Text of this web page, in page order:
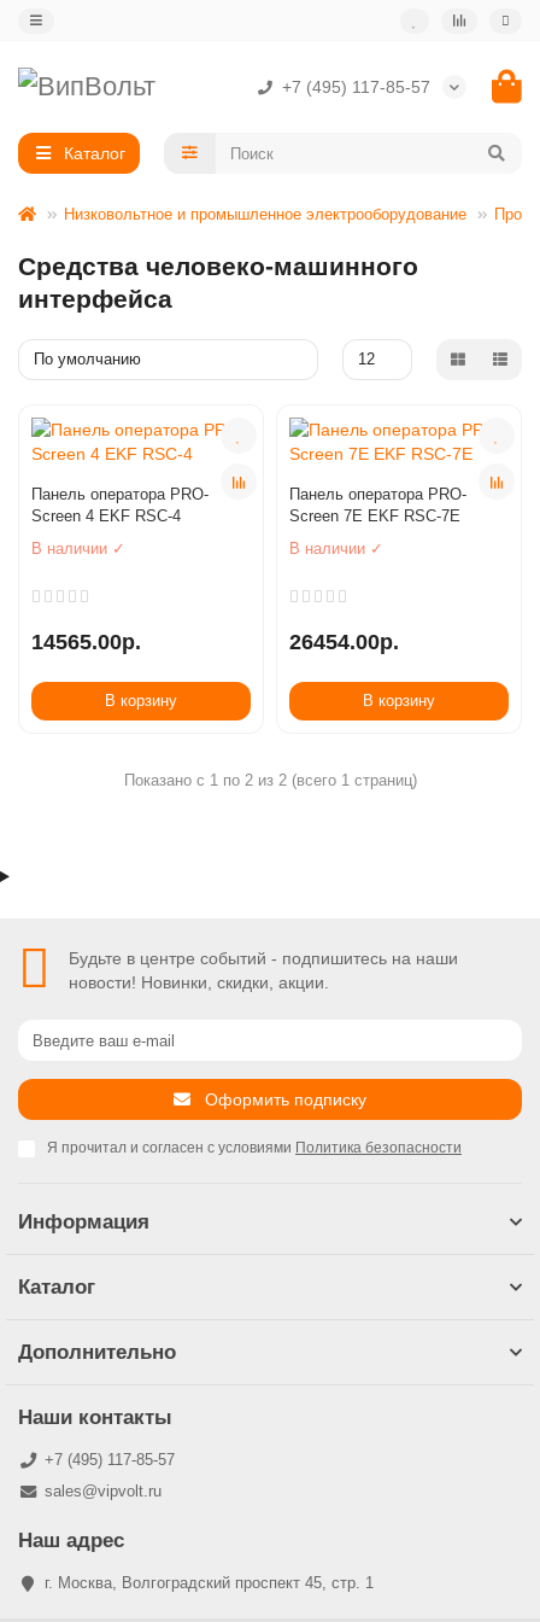
+7 (495) 117-85-57
Каталог
Низковольтное и промышленное электрооборудование
Средства человеко-машинного
интерфейса
Панель оператора PRO-
Screen 4 EKF RSC-4
В наличии ✓
14565.00р.
В корзину
Панель оператора PRO-
Screen 7E EKF RSC-7E
В наличии ✓
26454.00р.
В корзину
Показано с 1 по 2 из 2 (всего 1 страниц)
Будьте в центре событий - подпишитесь на наши
новости! Новинки, скидки, акции.
Оформить подписку
Я прочитал и согласен с условиями Политика безопасности
Информация
Каталог
Дополнительно
Наши контакты
+7 (495) 117-85-57
sales@vipvolt.ru
Наш адрес
г. Москва, Волгоградский проспект 45, стр. 1